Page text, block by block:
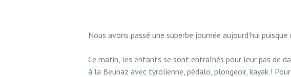
Nous avons passé une superbe journée aujourd’hui
Ce matin, les enfants se sont entraînés pour leur pas de
à la Beunaz avec tyrolienne, pédalo, plongeoir, kayak !